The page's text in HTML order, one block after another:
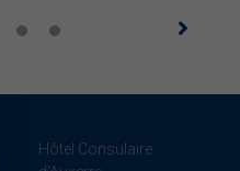
Hôtel Consulaire